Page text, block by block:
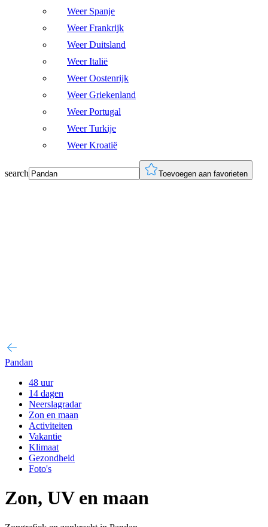
Weer Spanje
Weer Frankrijk
Weer Duitsland
Weer Italië
Weer Oostenrijk
Weer Griekenland
Weer Portugal
Weer Turkije
Weer Kroatië
search Toevoegen aan favorieten
Pandan
48 uur
14 dagen
Neerslagradar
Zon en maan
Activiteiten
Vakantie
Klimaat
Gezondheid
Foto's
Zon, UV en maan